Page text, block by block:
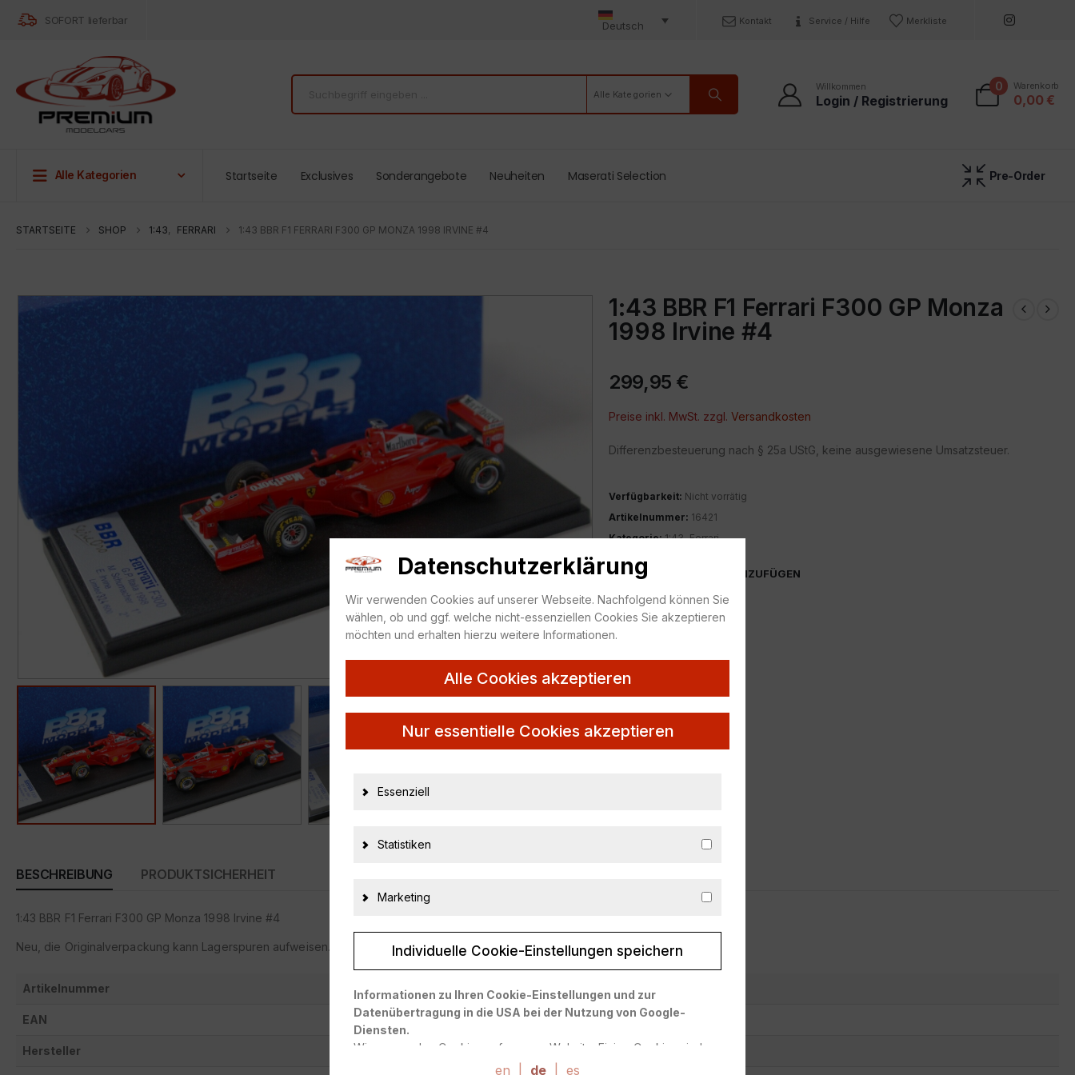
SOFORT lieferbar Deutsch Kontakt Service / Hilfe Merkliste
Alle Kategorien
Willkommen
Login / Registrierung
0 Warenkorb
0,00 €
Alle Kategorien Startseite Exclusives Sonderangebote Neuheiten Maserati Selection Pre-Order
STARTSEITE SHOP 1:43, FERRARI 1:43 BBR F1 FERRARI F300 GP MONZA 1998 IRVINE #4
1:43 BBR F1 Ferrari F300 GP Monza
1998 Irvine #4
299,95 €
Preise inkl. MwSt. zzgl.Versandkosten
Differenzbesteuerung nach § 25a UStG, keine ausgewiesene Umsatzsteuer.
Verfügbarkeit: Nicht vorrätig
Artikelnummer: 16421
Kategorie:1:43,Ferrari
ZUR MERKLISTE HINZUFÜGEN
BESCHREIBUNG PRODUKTSICHERHEIT
1:43 BBR F1 Ferrari F300 GP Monza 1998 Irvine #4
Neu, die Originalverpackung kann Lagerspuren aufweisen.
Artikelnummer
EAN nicht zutreffend
Hersteller
Datenschutzerklärung
Wir verwenden Cookies auf unserer Webseite. Nachfolgend können Sie
wählen, ob und ggf. welche nicht-essenziellen Cookies Sie akzeptieren
möchten und erhalten hierzu weitere Informationen.
Alle Cookies akzeptieren
Nur essentielle Cookies akzeptieren
Essenziell
Statistiken
Marketing
Individuelle Cookie-Einstellungen speichern
Informationen zu Ihren Cookie-Einstellungen und zur
Datenübertragung in die USA bei der Nutzung von Google-
Diensten.
Wir verwenden Cookies auf unserer Website. Einige Cookies sind
absolut notwendig, um unsere Website zu betreiben ("essential").
en de es